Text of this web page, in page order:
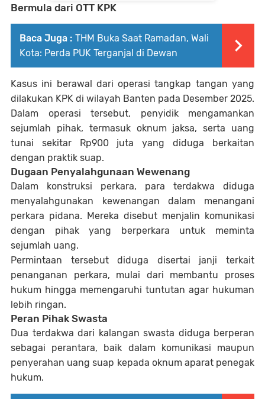
Bermula dari OTT KPK
Baca Juga : THM Buka Saat Ramadan, Wali
Kota: Perda PUK Terganjal di Dewan
Kasus ini berawal dari operasi tangkap tangan yang
dilakukan KPK di wilayah Banten pada Desember 2025.
Dalam operasi tersebut, penyidik mengamankan
sejumlah pihak, termasuk oknum jaksa, serta uang
tunai sekitar Rp900 juta yang diduga berkaitan
dengan praktik suap.
Dugaan Penyalahgunaan Wewenang
Dalam konstruksi perkara, para terdakwa diduga
menyalahgunakan kewenangan dalam menangani
perkara pidana. Mereka disebut menjalin komunikasi
dengan pihak yang berperkara untuk meminta
sejumlah uang.
Permintaan tersebut diduga disertai janji terkait
penanganan perkara, mulai dari membantu proses
hukum hingga memengaruhi tuntutan agar hukuman
lebih ringan.
Peran Pihak Swasta
Dua terdakwa dari kalangan swasta diduga berperan
sebagai perantara, baik dalam komunikasi maupun
penyerahan uang suap kepada oknum aparat penegak
hukum.